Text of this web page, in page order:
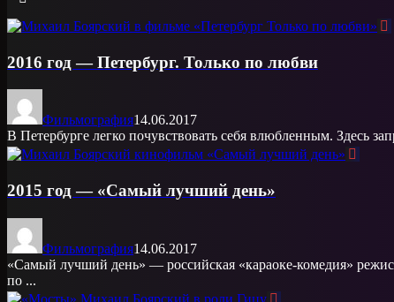
2016 год — Петербург. Только по любви
Фильмография14.06.2017
В Петербурге легко почувствовать себя влюбленным. Здесь
2015 год — «Cамый лучший день»
Фильмография14.06.2017
«Самый лучший день» — российская «караоке-комедия»
по ...